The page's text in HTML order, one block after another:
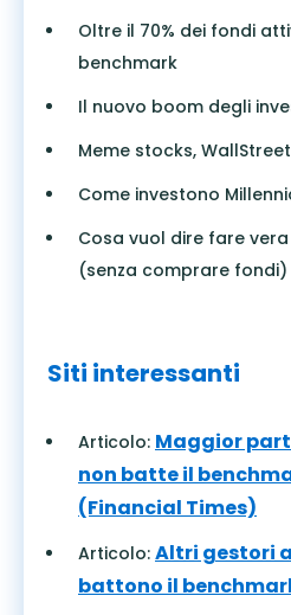
Oltre il 70% dei fondi
benchmark
Il nuovo boom degli
Meme stocks,
Come investono
Cosa vuol dire fare
(senza comprare fondi)
Siti interessanti
Articolo: Maggior
non batte il
(Financial Times)
Articolo: Altri gestori
battono il